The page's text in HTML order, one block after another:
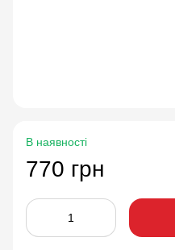
В наявності
770 грн